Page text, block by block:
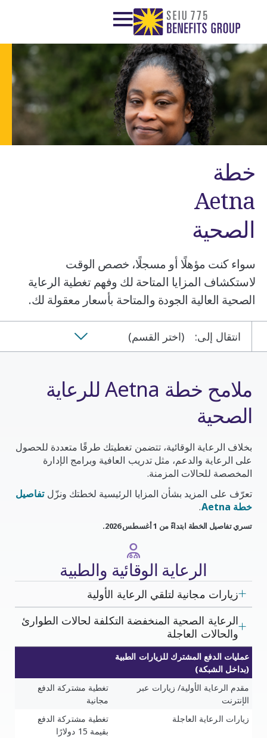
خطة
Aetna
الصحية
سواء كنت مؤهلًا أو مسجلًا، خصص الوقت
لاستكشاف المزايا المتاحة لك وفهم تغطية الرعاية
الصحية العالية الجودة والمتاحة بأسعار معقولة لك.
انتقال إلى: (اختر القسم)
ملامح خطة Aetna للرعاية
الصحية
بخلاف الرعاية الوقائية، تتضمن تغطيتك طرقًا متعددة للحصول
على الرعاية والدعم، مثل تدريب العافية وبرامج الإدارة
المخصصة للحالات المزمنة.
تعرّف على المزيد بشأن المزايا الرئيسية لخطتك ونزّلتفاصيل
خطة Aetna
.
تسري تفاصيل الخطة ابتداءً من 1 أغسطس 2026.
الرعاية الوقائية والطبية
زيارات مجانية لتلقي الرعاية الأولية
الرعاية الصحية المنخفضة التكلفة لحالات الطوارئ
والحالات العاجلة
عمليات الدفع المشترك للزيارات الطبية
(بداخل الشبكة)
مقدم الرعاية الأولية/ زيارات عبر
الإنترنت
تغطية مشتركة الدفع
مجانية
زيارات الرعاية العاجلة
تغطية مشتركة الدفع
بقيمة 15 دولارًا